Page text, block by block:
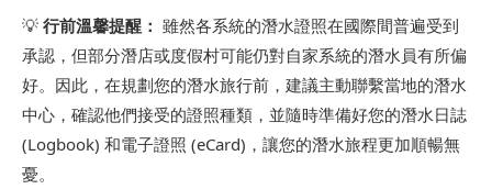
💡 行前溫馨提醒： 雖然各系統的潛水證照在國際間普遍受到
承認，但部分潛店或度假村可能仍對自家系統的潛水員有所偏
好。因此，在規劃您的潛水旅行前，建議主動聯繫當地的潛水
中心，確認他們接受的證照種類，並隨時準備好您的潛水日誌
(Logbook) 和電子證照 (eCard)，讓您的潛水旅程更加順暢無
憂。